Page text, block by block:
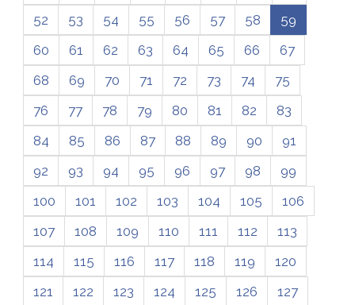
52
53 54 55 56 57 58
59
60
61 62 63 64 65 66
67
68
69 70 71 72 73 74
75
76
77 78 79 80 81 82
83
84
85 86 87 88 89 90
91
92
93 94 95 96 97 98
99
100
101 102 103 104 105
106
107
108 109 110 111 112
113
114
115 116 117 118 119
120
121
122 123 124 125 126
127